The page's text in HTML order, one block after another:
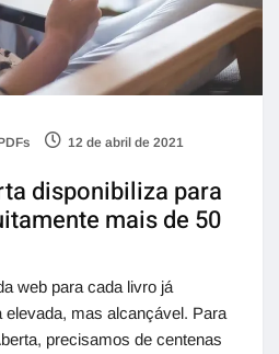
12 de abril de 2021
disponibiliza para
mais de 50
web para cada livro já
elevada, mas alcançável. Para
precisamos de centenas